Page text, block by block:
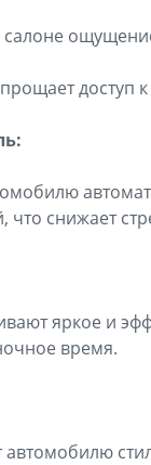
доступ
снижает
яркое и
время.